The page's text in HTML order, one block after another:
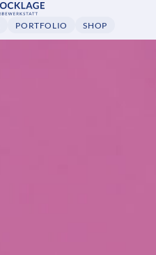
PORTFOLIO SHOP